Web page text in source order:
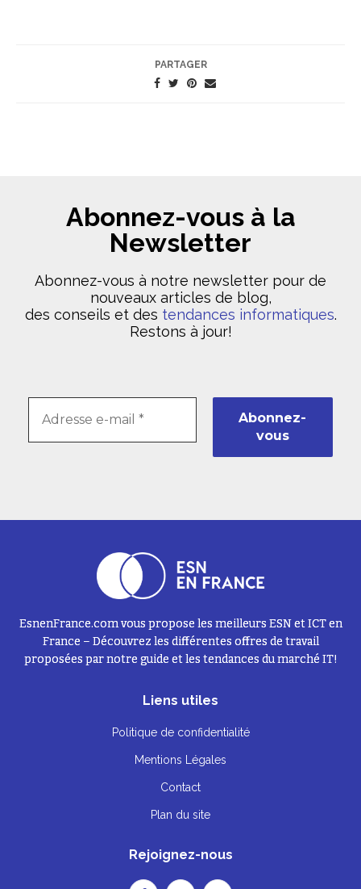
PARTAGER
Abonnez-vous à la
Newsletter
Abonnez-vous à notre newsletter pour de
nouveaux articles de blog,
des conseils et des tendances informatiques.
Restons à jour!
EsnenFrance.com vous propose les meilleurs ESN et ICT en
France – Découvrez les différentes offres de travail
proposées par notre guide et les tendances du marché IT!
Liens utiles
Politique de confidentialité
Mentions Légales
Contact
Plan du site
Rejoignez-nous